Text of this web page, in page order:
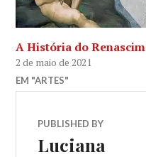
A História do
2 de maio de 2021
EM "ARTES"
PUBLISHED BY
Luciana